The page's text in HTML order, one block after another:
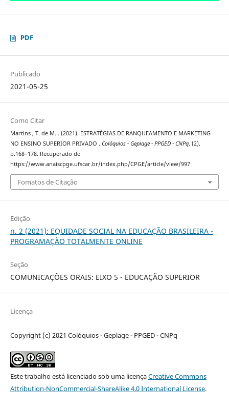
PDF
Publicado
2021-05-25
Como Citar
Martins , T. de M. . (2021). ESTRATÉGIAS DE RANQUEAMENTO E MARKETING
NO ENSINO SUPERIOR PRIVADO . Colóquios - Geplage - PPGED - CNPq, (2),
p.168–178. Recuperado de
https://www.anaiscpge.ufscar.br/index.php/CPGE/article/view/997
Fomatos de Citação
Edição
n. 2 (2021): EQUIDADE SOCIAL NA EDUCAÇÃO BRASILEIRA -
PROGRAMAÇÃO TOTALMENTE ONLINE
Seção
COMUNICAÇÕES ORAIS: EIXO 5 - EDUCAÇÃO SUPERIOR
Licença
Copyright (c) 2021 Colóquios - Geplage - PPGED - CNPq
Este trabalho está licenciado sob uma licençaCreative Commons
Attribution-NonCommercial-ShareAlike 4.0 International License.